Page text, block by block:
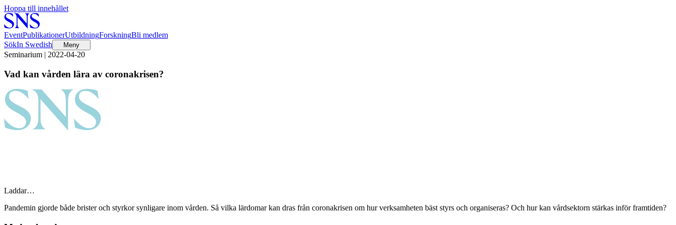
Hoppa till innehållet
EventPublikationerUtbildningForskningBli medlem
SökIn Swedish Meny
Seminarium | 2022-04-20
Vad kan vården lära av coronakrisen?
Laddar…
Pandemin gjorde både brister och styrkor synligare inom vården. Så vilka lärdomar kan dras från coronakrisen om hur verksamheten bäst styrs och organiseras? Och hur kan vårdsektorn stärkas inför framtiden?